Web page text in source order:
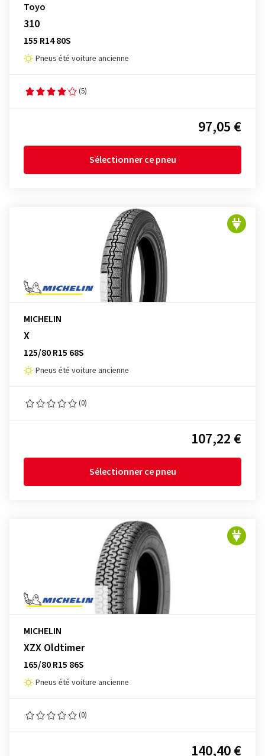
Toyo
310
155 R14 80S
Pneus été voiture ancienne
(5)
97,05 €
Sélectionner ce pneu
MICHELIN
X
125/80 R15 68S
Pneus été voiture ancienne
(0)
107,22 €
Sélectionner ce pneu
MICHELIN
XZX Oldtimer
165/80 R15 86S
Pneus été voiture ancienne
(0)
140,40 €